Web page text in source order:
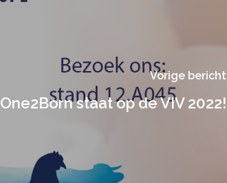
Vorige bericht
One2Born staat op de VIV 2022!